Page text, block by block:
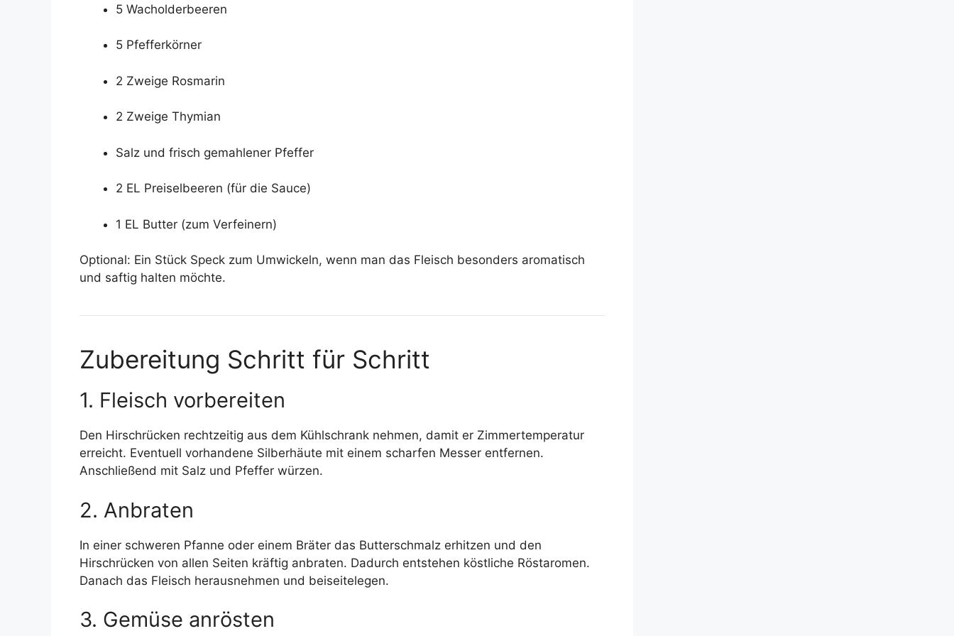
5 Wacholderbeeren
5 Pfefferkörner
2 Zweige Rosmarin
2 Zweige Thymian
Salz und frisch gemahlener Pfeffer
2 EL Preiselbeeren (für die Sauce)
1 EL Butter (zum Verfeinern)
Optional: Ein Stück Speck zum Umwickeln, wenn man das Fleisch besonders aromatisch
und saftig halten möchte.
Zubereitung Schritt für Schritt
1. Fleisch vorbereiten
Den Hirschrücken rechtzeitig aus dem Kühlschrank nehmen, damit er Zimmertemperatur
erreicht. Eventuell vorhandene Silberhäute mit einem scharfen Messer entfernen.
Anschließend mit Salz und Pfeffer würzen.
2. Anbraten
In einer schweren Pfanne oder einem Bräter das Butterschmalz erhitzen und den
Hirschrücken von allen Seiten kräftig anbraten. Dadurch entstehen köstliche Röstaromen.
Danach das Fleisch herausnehmen und beiseitelegen.
3. Gemüse anrösten